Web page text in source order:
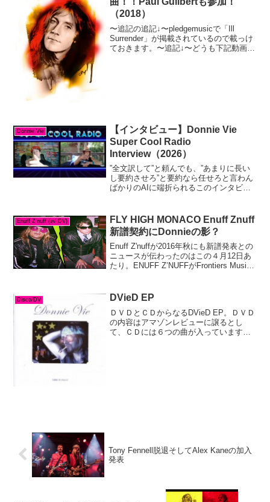
（2018）
〜追記の追記↓〜pledgemusicで「Ill
Surrender」が掲載されているので載っけ
ておきます。〜追記↓〜どうも下記動画は
Donnie Vie
【インタビュー】Donnie Vie
Super Cool Radio
Interview（2026）
”全文訳して”と頼んでも、”あまりに長い
し要約させろ”と要約なら任せろと言わん
ばかりのAIに端折られるこのインタビュ
ぬん”を連発されております。まだ出来上
がらん.....
Enuff Z'nuff (w/ DV)
FLY HIGH MONACO Enuff Znuff
新譜契約にDonnieの影？
Enuff Z'nuffが2016年秋にも新譜発表との
ニュースが伝わったのはこの４月12日あ
たり。ENUFF Z’NUFFがFrontiers Music
ハードロック...
Disco/DV DVieD EP
ＤＶＤとＣＤからなるDVieD EP。ＤＶＤ
の内容はアマゾンレビューに譲るとし
て、ＣＤには６つの曲が入っています。
Tony Fennell脱退そしてAlex Kaneの加入
発表